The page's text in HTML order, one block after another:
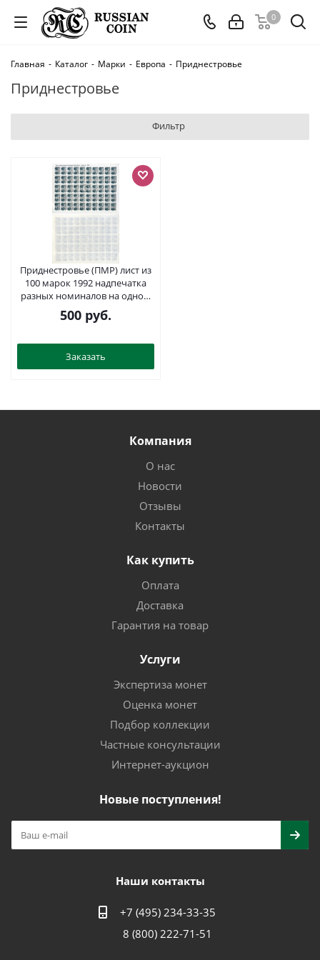
0
Главная - Каталог - Марки - Европа - Приднестровье
Приднестровье
Фильтр
Приднестровье (ПМР) лист из
100 марок 1992 надпечатка
разных номиналов на одном
листе, Тирасполь бумага 8805-
02-1
500 руб.
Заказать
Компания
О нас
Новости
Отзывы
Контакты
Как купить
Оплата
Доставка
Гарантия на товар
Услуги
Экспертиза монет
Оценка монет
Подбор коллекции
Частные консультации
Интернет-аукцион
Новые поступления!
Наши контакты
+7 (495) 234-33-35
8 (800) 222-71-51